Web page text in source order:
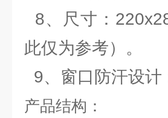
8、尺寸：
此仅为参考）。
9、窗口防汗设计
产品结构：